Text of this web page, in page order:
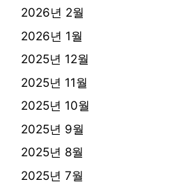
2026년 2월
2026년 1월
2025년 12월
2025년 11월
2025년 10월
2025년 9월
2025년 8월
2025년 7월